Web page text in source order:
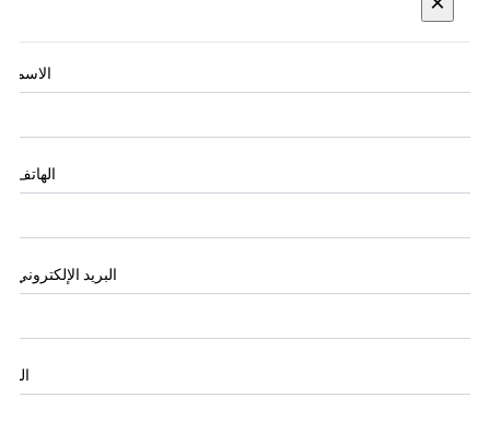
الاسم
الهاتف
البريد الإلكتروني
البلد